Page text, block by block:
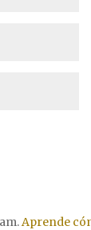
Aprende